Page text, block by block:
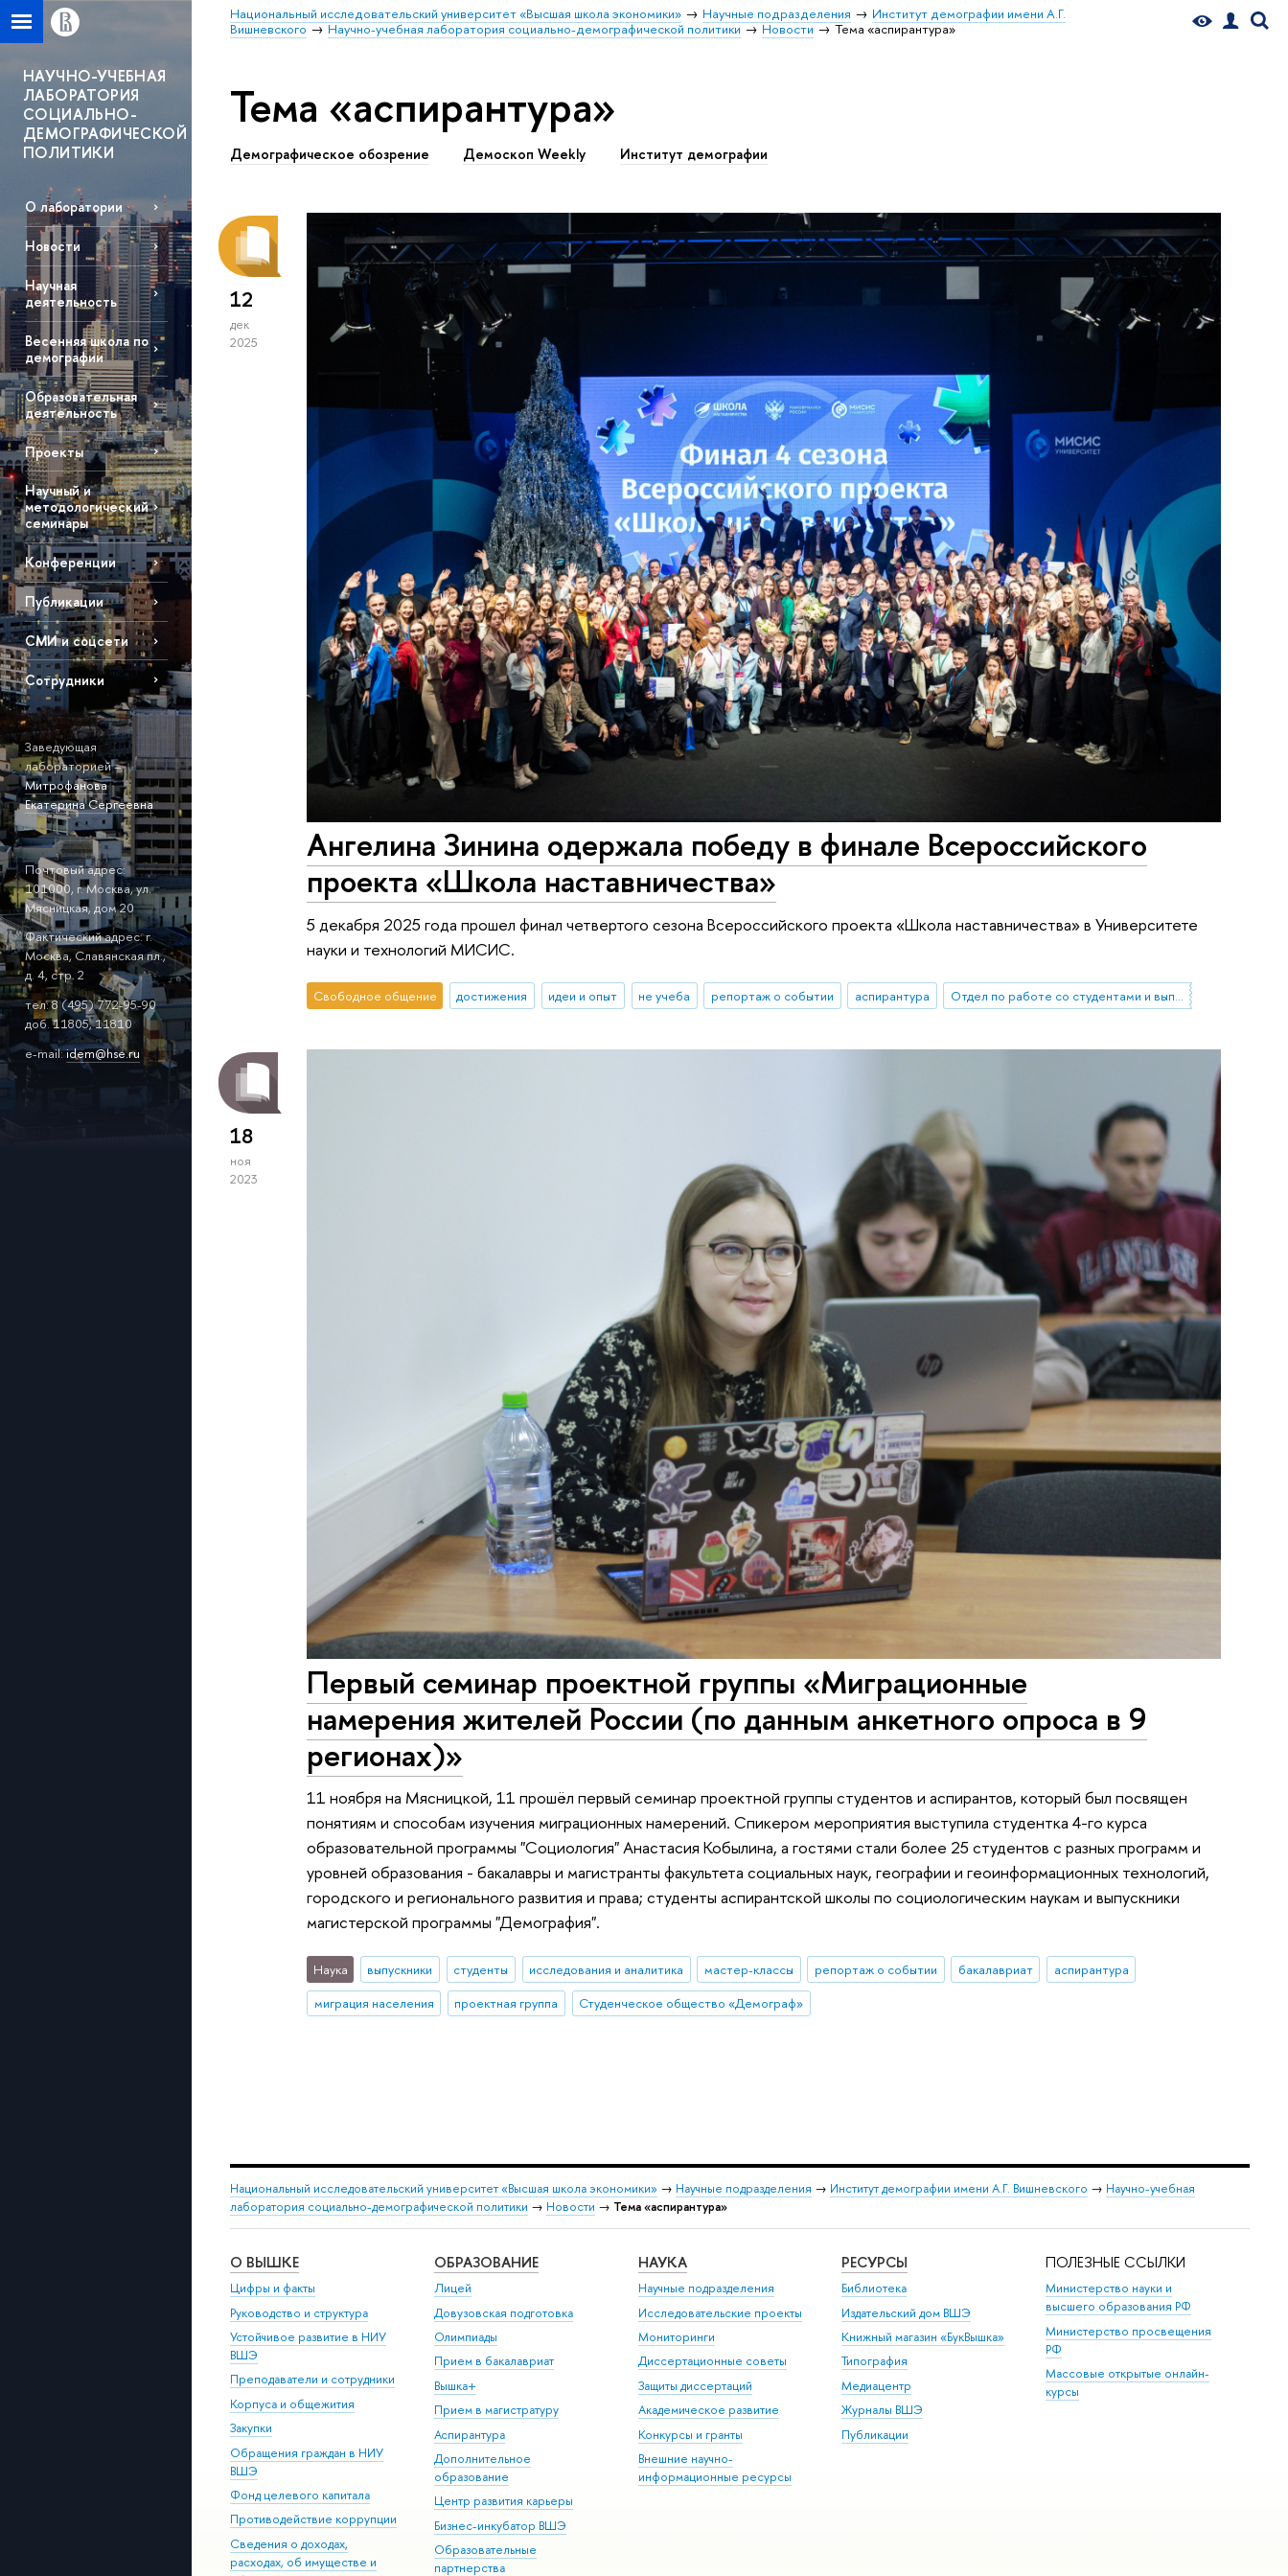
Национальный исследовательский университет «Высшая школа экономики» Научные подразделения
Институт демографии имени А.Г.
Вишневского
Научно-учебная лаборатория социально-демографической политики Новости Тема «аспирантура»
НАУЧНО-УЧЕБНАЯ
ЛАБОРАТОРИЯ
СОЦИАЛЬНО-
ДЕМОГРАФИЧЕСКОЙ
ПОЛИТИКИ
О лаборатории
Новости
Научная
деятельность
Весенняя школа по
демографии
Образовательная
деятельность
Проекты
Научный и
методологический
семинары
Конференции
Публикации
СМИ и соцсети
Сотрудники
Заведующая
лабораторией –
Митрофанова
Екатерина Сергеевна
Почтовый адрес:
101000, г. Москва, ул.
Мясницкая, дом 20
Фактический адрес: г.
Москва, Славянская пл.,
д. 4, стр. 2
тел: 8 (495) 772-95-90
доб. 11805, 11810
e-mail:idem@hse.ru
Тема «аспирантура»
Демографическое обозрение Демоскоп Weekly Институт демографии
12
дек
2025
Ангелина Зинина одержала победу в финале Всероссийского
проекта «Школа наставничества»
5 декабря 2025 года прошел финал четвертого сезона Всероссийского проекта «Школа наставничества» в Университете
науки и технологий МИСИС.
Свободное общение достижения идеи и опыт не учеба репортаж о событии аспирантура Отдел по работе со студентами и выпускниками
18
ноя
2023
Первый семинар проектной группы «Миграционные
намерения жителей России (по данным анкетного опроса в 9
регионах)»
11 ноября на Мясницкой, 11 прошёл первый семинар проектной группы студентов и аспирантов, который был посвящен
понятиям и способам изучения миграционных намерений. Спикером мероприятия выступила студентка 4-го курса
образовательной программы "Социология" Анастасия Кобылина, а гостями стали более 25 студентов с разных программ и
уровней образования - бакалавры и магистранты факультета социальных наук, географии и геоинформационных технологий,
городского и регионального развития и права; студенты аспирантской школы по социологическим наукам и выпускники
магистерской программы "Демография".
Наука выпускники студенты исследования и аналитика мастер-классы репортаж о событии бакалавриат
аспирантура
миграция населения
проектная группа Студенческое общество «Демограф»
Национальный исследовательский университет «Высшая школа экономики» → Научные подразделения → Институт демографии имени А.Г. Вишневского → Научно-учебная
лаборатория социально-демографической политики → Новости → Тема «аспирантура»
О ВЫШКЕ
Цифры и факты
Руководство и структура
Устойчивое развитие в НИУ
ВШЭ
Преподаватели и сотрудники
Корпуса и общежития
Закупки
Обращения граждан в НИУ
ВШЭ
Фонд целевого капитала
Противодействие коррупции
Сведения о доходах,
расходах, об имуществе и
ОБРАЗОВАНИЕ
Лицей
Довузовская подготовка
Олимпиады
Прием в бакалавриат
Вышка+
Прием в магистратуру
Аспирантура
Дополнительное
образование
Центр развития карьеры
Бизнес-инкубатор ВШЭ
Образовательные
партнерства
НАУКА
Научные подразделения
Исследовательские проекты
Мониторинги
Диссертационные советы
Защиты диссертаций
Академическое развитие
Конкурсы и гранты
Внешние научно-
информационные ресурсы
РЕСУРСЫ
Библиотека
Издательский дом ВШЭ
Книжный магазин «БукВышка»
Типография
Медиацентр
Журналы ВШЭ
Публикации
ПОЛЕЗНЫЕ ССЫЛКИ
Министерство науки и
высшего образования РФ
Министерство просвещения
РФ
Массовые открытые онлайн-
курсы